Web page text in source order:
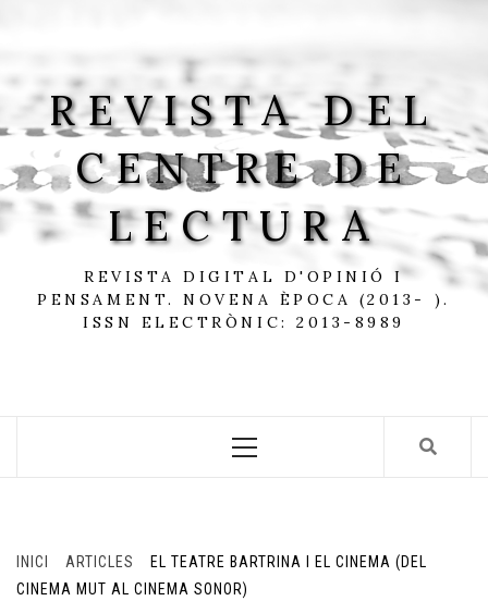
REVISTA DEL
CENTRE DE
LECTURA
REVISTA DIGITAL D'OPINIÓ I
PENSAMENT. NOVENA ÈPOCA (2013- ).
ISSN ELECTRÒNIC: 2013-8989
Menu
INICI ARTICLES
EL TEATRE BARTRINA I EL CINEMA (DEL
CINEMA MUT AL CINEMA SONOR)